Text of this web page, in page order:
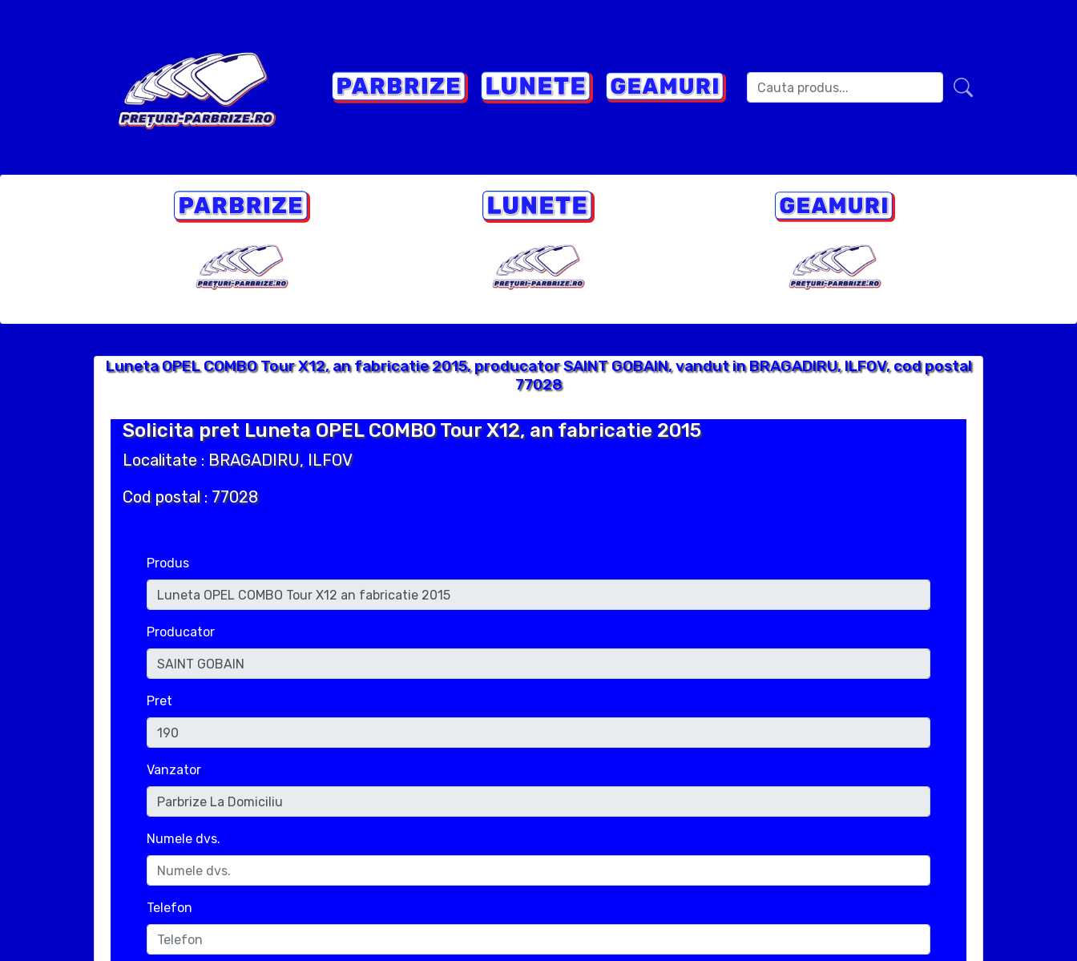
Luneta OPEL COMBO Tour X12, an fabricatie 2015, producator SAINT GOBAIN, vandut in BRAGADIRU, ILFOV, cod postal
77028
Solicita pret Luneta OPEL COMBO Tour X12, an fabricatie 2015
Localitate : BRAGADIRU, ILFOV
Cod postal : 77028
Produs
Producator
Pret
Vanzator
Numele dvs.
Telefon